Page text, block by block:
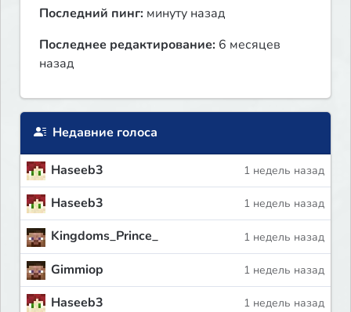
Последний пинг: минуту назад
Последнее редактирование: 6 месяцев
назад
Недавние голоса
Haseeb3 1 недель назад
Haseeb3 1 недель назад
Kingdoms_Prince_ 1 недель назад
Gimmiop 1 недель назад
Haseeb3 1 недель назад